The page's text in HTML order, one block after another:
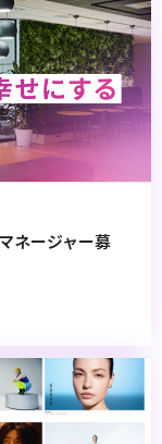
ネージャー募